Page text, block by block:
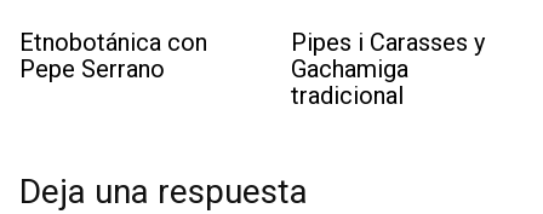
Etnobotánica con
Pepe Serrano
Pipes i Carasses y
Gachamiga
tradicional
Deja una respuesta